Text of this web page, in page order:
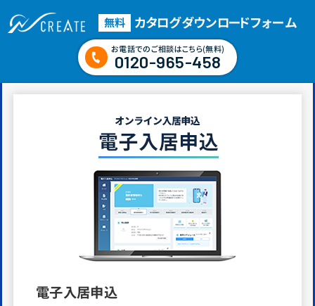
無料 カタログダウンロードフォーム
お電話でのご相談はこちら(無料)
0120-965-458
電子入居申込